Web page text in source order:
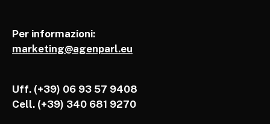
Per informazioni:
marketing@agenparl.eu
Uff. (+39) 06 93 57 9408
Cell. (+39) 340 681 9270